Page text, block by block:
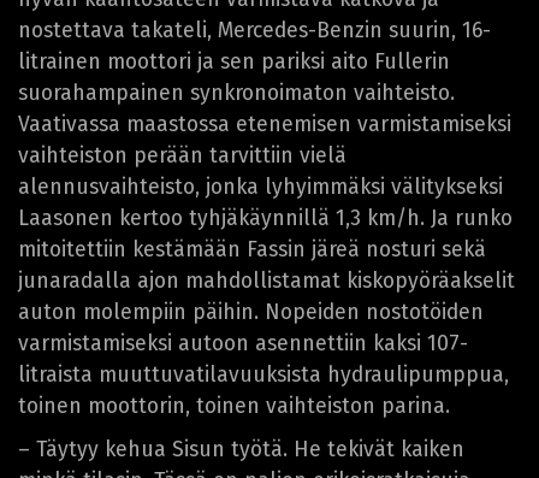
nostettava takateli, Mercedes-Benzin suurin, 16-
litrainen moottori ja sen pariksi aito Fullerin
suorahampainen synkronoimaton vaihteisto.
Vaativassa maastossa etenemisen varmistamiseksi
vaihteiston perään tarvittiin vielä
alennusvaihteisto, jonka lyhyimmäksi välitykseksi
Laasonen kertoo tyhjäkäynnillä 1,3 km/h. Ja runko
mitoitettiin kestämään Fassin järeä nosturi sekä
junaradalla ajon mahdollistamat kiskopyöräakselit
auton molempiin päihin. Nopeiden nostotöiden
varmistamiseksi autoon asennettiin kaksi 107-
litraista muuttuvatilavuuksista hydraulipumppua,
toinen moottorin, toinen vaihteiston parina.
– Täytyy kehua Sisun työtä. He tekivät kaiken